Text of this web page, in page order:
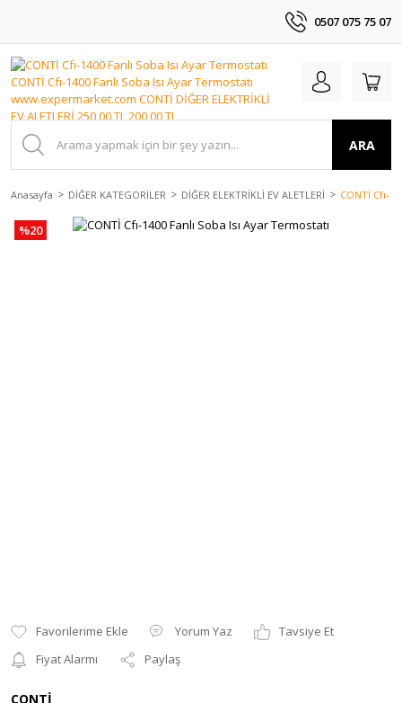
0507 075 75 07
ARA
Anasayfa DİĞER KATEGORİLER DİĞER ELEKTRİKLİ EV ALETLERİ CONTİ Cfı-
%20
Yorum Yaz
Tavsiye Et
Fiyat Alarmı
Paylaş
CONTİ